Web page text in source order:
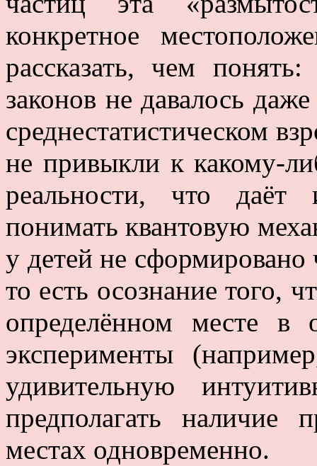
конкретное
рассказать, чем
законов не давалось
среднестатистическом
не привыкли к какому-
реальности, что даёт
понимать квантовую
у детей не сформировано
то есть осознание того,
определённом месте в
эксперименты
удивительную
предполагать
местах одновременно.